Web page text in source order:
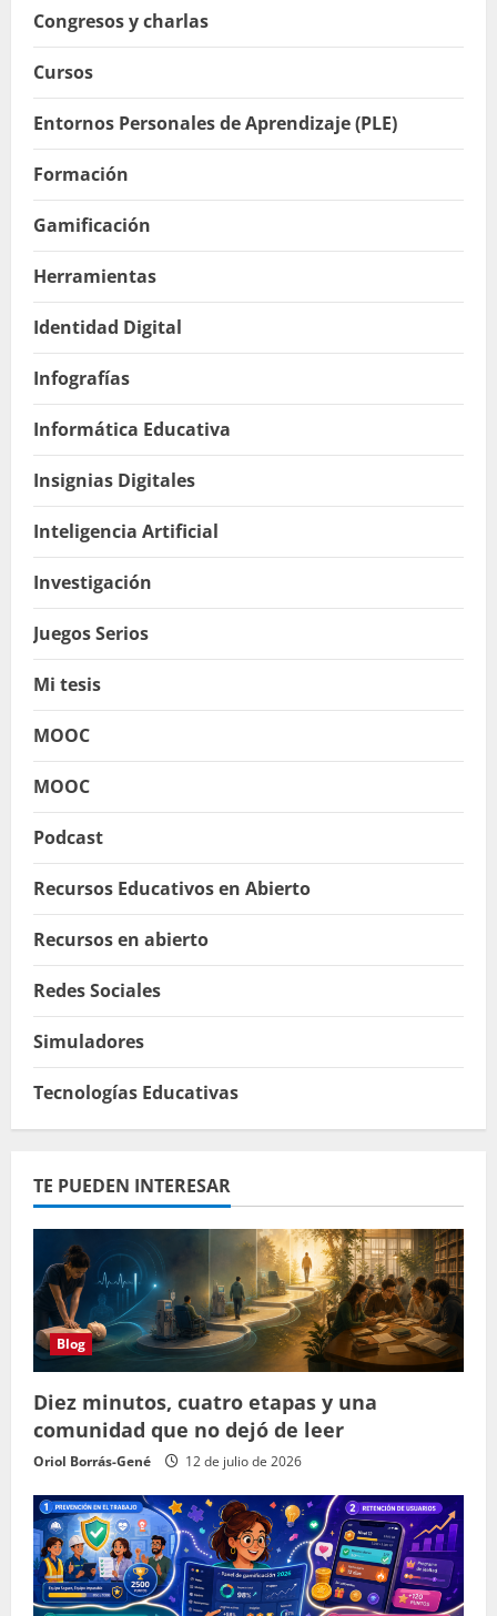
Congresos y charlas
Cursos
Entornos Personales de Aprendizaje (PLE)
Formación
Gamificación
Herramientas
Identidad Digital
Infografías
Informática Educativa
Insignias Digitales
Inteligencia Artificial
Investigación
Juegos Serios
Mi tesis
MOOC
MOOC
Podcast
Recursos Educativos en Abierto
Recursos en abierto
Redes Sociales
Simuladores
Tecnologías Educativas
TE PUEDEN INTERESAR
Blog
Diez minutos, cuatro etapas y una
comunidad que no dejó de leer
Oriol Borrás-Gené 12 de julio de 2026